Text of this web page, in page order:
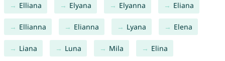
Elliana Elyana Elyanna Eliana
Ellianna Elianna Lyana Elena
Liana Luna Mila Elina